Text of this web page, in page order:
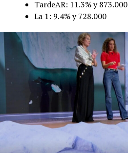
TardeAR: 11.3% y 873.000
La 1: 9.4% y 728.000